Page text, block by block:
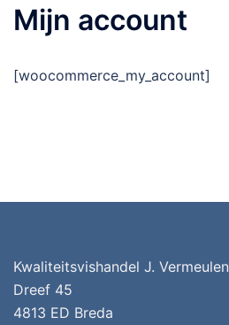
Mijn account
[woocommerce_my_account]
Kwaliteitsvishandel J. Vermeulen
Dreef 45
4813 ED Breda